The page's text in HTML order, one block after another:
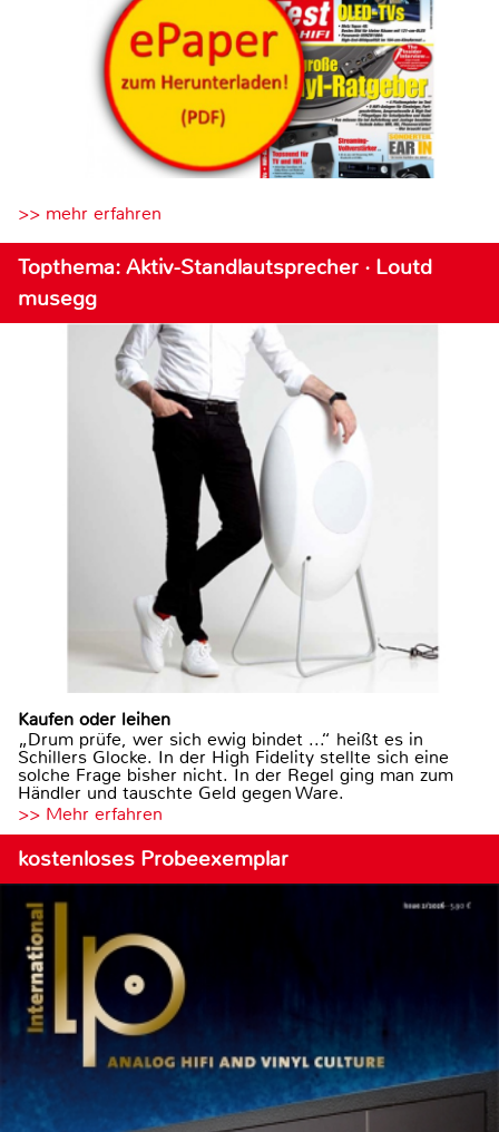
>> mehr erfahren
Topthema: Aktiv-Standlautsprecher · Loutd
musegg
Kaufen oder leihen
„Drum prüfe, wer sich ewig bindet ...“ heißt es in
Schillers Glocke. In der High Fidelity stellte sich eine
solche Frage bisher nicht. In der Regel ging man zum
Händler und tauschte Geld gegen Ware.
>> Mehr erfahren
kostenloses Probeexemplar